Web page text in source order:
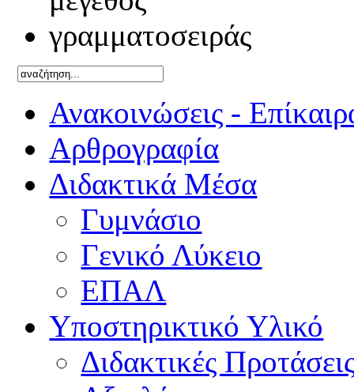
Ανακοινώσεις -
Αρθρογραφία
Διδακτικά Μέσα
Γυμνάσιο
Γενικό Λύκειο
ΕΠΑΛ
Υποστηρικτικό Υλικό
Διδακτικές